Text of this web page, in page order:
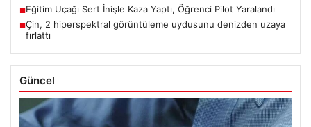
■Eğitim Uçağı Sert İnişle Kaza Yaptı, Öğrenci Pilot Yaralandı
■Çin, 2 hiperspektral görüntüleme uydusunu denizden uzaya
fırlattı
Güncel